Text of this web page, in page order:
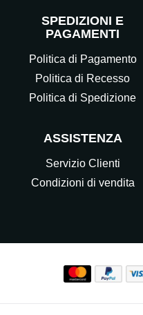
SPEDIZIONI E
PAGAMENTI
Politica di Pagamento
Politica di Recesso
Politica di Spedizione
ASSISTENZA
Servizio Clienti
Condizioni di vendita